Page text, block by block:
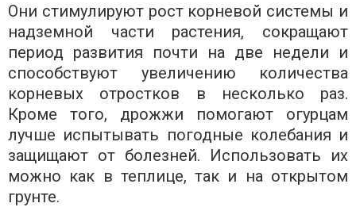
Они стимулируют рост корневой системы и
надземной части растения, сокращают
период развития почти на две недели и
способствуют увеличению количества
корневых отростков в несколько раз.
Кроме того, дрожжи помогают огурцам
лучше испытывать погодные колебания и
защищают от болезней. Использовать их
можно как в теплице, так и на открытом
грунте.